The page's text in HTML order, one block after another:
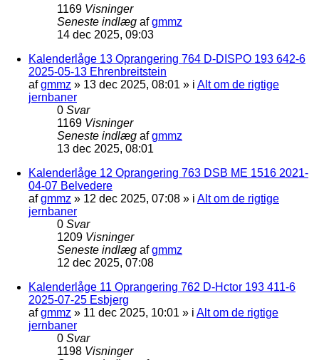
1169 Visninger
Seneste indlæg afgmmz
14 dec 2025, 09:03
Kalenderlåge 13 Oprangering 764 D-DISPO 193 642-6
2025-05-13 Ehrenbreitstein
afgmmz » 13 dec 2025, 08:01 » i Alt om de rigtige
jernbaner
0 Svar
1169 Visninger
Seneste indlæg afgmmz
13 dec 2025, 08:01
Kalenderlåge 12 Oprangering 763 DSB ME 1516 2021-
04-07 Belvedere
afgmmz » 12 dec 2025, 07:08 » i Alt om de rigtige
jernbaner
0 Svar
1209 Visninger
Seneste indlæg afgmmz
12 dec 2025, 07:08
Kalenderlåge 11 Oprangering 762 D-Hctor 193 411-6
2025-07-25 Esbjerg
afgmmz » 11 dec 2025, 10:01 » i Alt om de rigtige
jernbaner
0 Svar
1198 Visninger